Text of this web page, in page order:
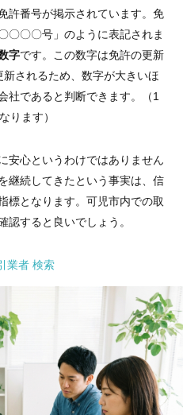
許番号が掲示されています。免
〇〇〇号」のように表記されま
字です。この数字は免許の更新
されるため、数字が大きいほ
社であると判断できます。（1
ります）
安心というわけではありません
継続してきたという事実は、信
標となります。可児市内での取
認すると良いでしょう。
業者 検索